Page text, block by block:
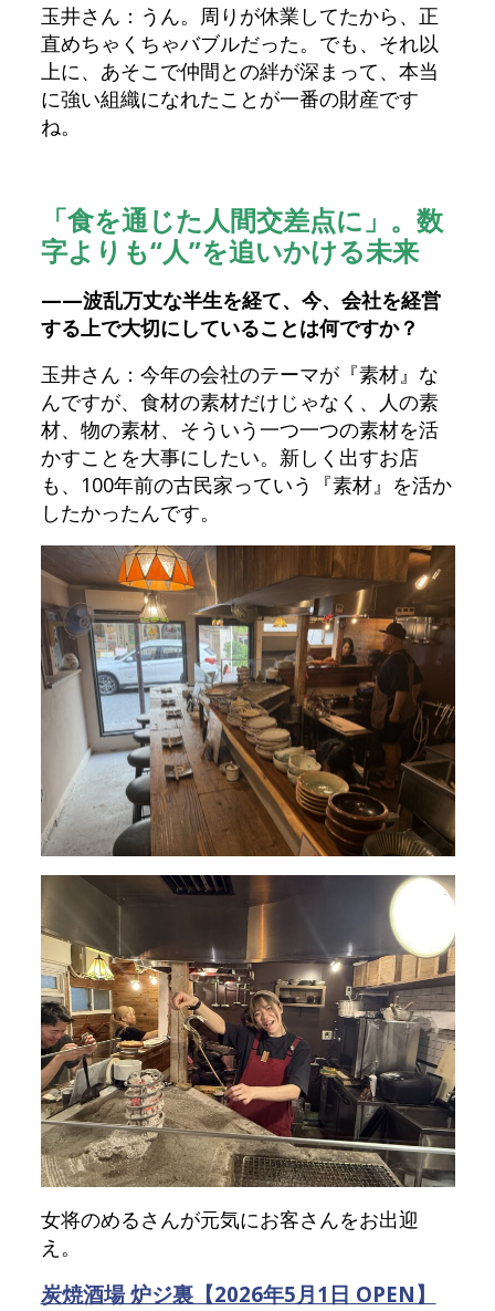
玉井さん：うん。周りが休業してたから、正
直めちゃくちゃバブルだった。でも、それ以
上に、あそこで仲間との絆が深まって、本当
に強い組織になれたことが一番の財産です
ね。
「食を通じた人間交差点に」。数
字よりも“人”を追いかける未来
——波乱万丈な半生を経て、今、会社を経営
する上で大切にしていることは何ですか？
玉井さん：今年の会社のテーマが『素材』な
んですが、食材の素材だけじゃなく、人の素
材、物の素材、そういう一つ一つの素材を活
かすことを大事にしたい。新しく出すお店
も、100年前の古民家っていう『素材』を活か
したかったんです。
女将のめるさんが元気にお客さんをお出迎
え。
炭焼酒場 炉ジ裏【2026年5月1日 OPEN】